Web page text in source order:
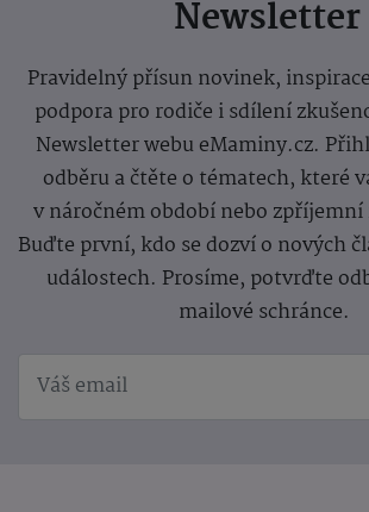
Newsletter
Pravidelný přísun novinek,
podpora pro rodiče i sdílení
Newsletter webu eMaminy.cz.
odběru a čtěte o tématech, které
v náročném období nebo
Buďte první, kdo se dozví o nových
událostech. Prosíme, potvrďte
mailové schránce.